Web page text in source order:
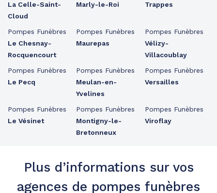
La Celle-Saint-
Cloud
Pompes Funèbres
Le Chesnay-
Rocquencourt
Pompes Funèbres
Le Pecq
Pompes Funèbres
Le Vésinet
Marly-le-Roi
Pompes Funèbres
Maurepas
Pompes Funèbres
Meulan-en-
Yvelines
Pompes Funèbres
Montigny-le-
Bretonneux
Trappes
Pompes Funèbres
Vélizy-
Villacoublay
Pompes Funèbres
Versailles
Pompes Funèbres
Viroflay
Plus d’informations sur vos
agences de pompes funèbres